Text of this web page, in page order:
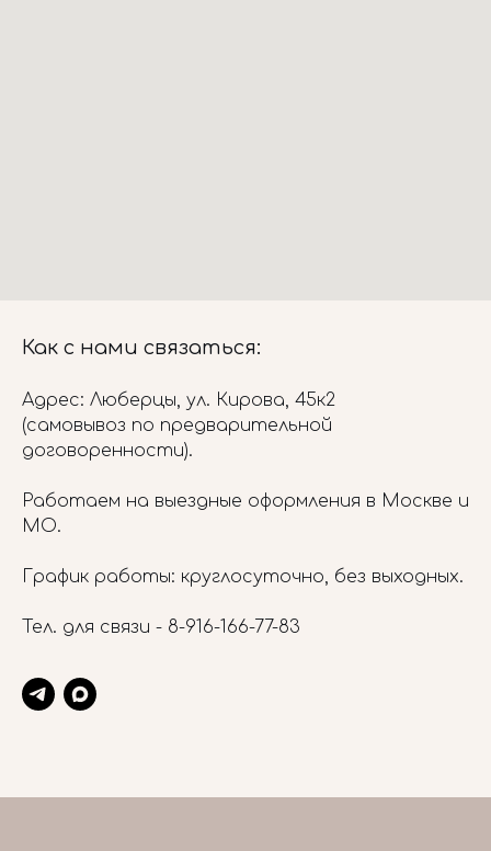
Как с нами связаться:
Адрес: Люберцы, ул. Кирова, 45к2
(самовывоз по предварительной
договоренности).
Работаем на выездные оформления в Москве и
МО.
График работы: круглосуточно, без выходных.
Тел. для связи - 8-916-166-77-83